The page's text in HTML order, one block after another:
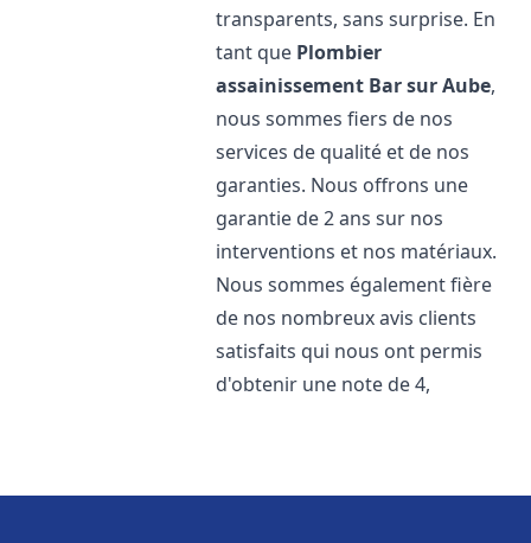
transparents, sans surprise. En
tant que Plombier
assainissement Bar sur Aube,
nous sommes fiers de nos
services de qualité et de nos
garanties. Nous offrons une
garantie de 2 ans sur nos
interventions et nos matériaux.
Nous sommes également fière
de nos nombreux avis clients
satisfaits qui nous ont permis
d'obtenir une note de 4,